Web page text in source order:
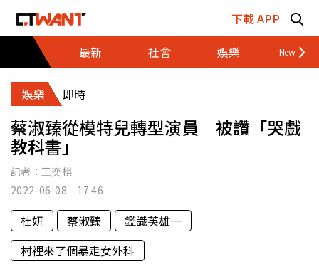
下載 APP
最新
社會 娛樂 財經
娛樂 即時
蔡淑臻從模特兒轉型演員 被讚「哭戲
教科書」
記者： 王奕棋
2022-06-08 17:46
杜妍 蔡淑臻
鑑識英雄一
村裡來了個暴走女外科